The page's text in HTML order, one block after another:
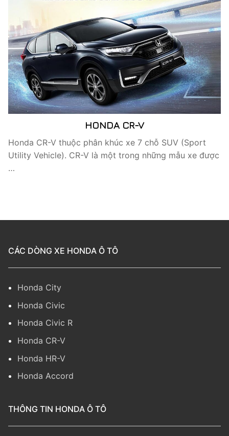
HONDA CR-V
Honda CR-V thuộc phân khúc xe 7 chỗ SUV (Sport
Utility Vehicle). CR-V là một trong những mẫu xe được
…
CÁC DÒNG XE HONDA Ô TÔ
Honda City
Honda Civic
Honda Civic R
Honda CR-V
Honda HR-V
Honda Accord
THÔNG TIN HONDA Ô TÔ